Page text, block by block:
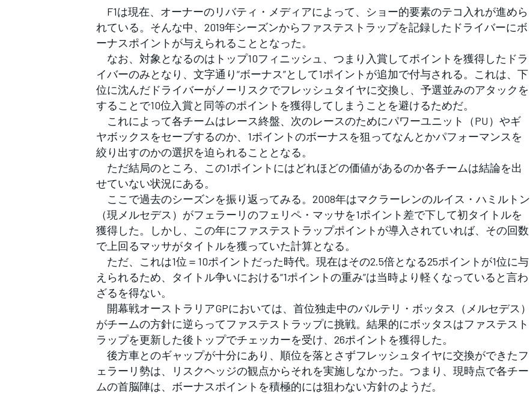
フォーミュラE
F1は現在、オーナーのリバティ・メディアによって、ショー的要素のテコ入れが進めら
れている。そんな中、2019年シーズンからファステストラップを記録したドライバーにボ
ーナスポイントが与えられることとなった。
なお、対象となるのはトップ10フィニッシュ、つまり入賞してポイントを獲得したドラ
イバーのみとなり、文字通り“ボーナス”として1ポイントが追加で付与される。これは、下
位に沈んだドライバーがノーリスクでフレッシュタイヤに交換し、予選並みのアタックを
することで10位入賞と同等のポイントを獲得してしまうことを避けるためだ。
これによって各チームはレース終盤、次のレースのためにパワーユニット（PU）やギ
ヤボックスをセーブするのか、1ポイントのボーナスを狙ってなんとかパフォーマンスを
絞り出すのかの選択を迫られることとなる。
ただ結局のところ、この1ポイントにはどれほどの価値があるのか各チームは結論を出
せていない状況にある。
ここで過去のシーズンを振り返ってみる。2008年はマクラーレンのルイス・ハミルトン
（現メルセデス）がフェラーリのフェリペ・マッサを1ポイント差で下して初タイトルを
獲得した。しかし、この年にファステストラップポイントが導入されていれば、その回数
で上回るマッサがタイトルを獲っていた計算となる。
ただ、これは1位＝10ポイントだった時代。現在はその2.5倍となる25ポイントが1位に与
えられるため、タイトル争いにおける“1ポイントの重み”は当時より軽くなっていると言わ
ざるを得ない。
開幕戦オーストラリアGPにおいては、首位独走中のバルテリ・ボッタス（メルセデス）
がチームの方針に逆らってファステストラップに挑戦。結果的にボッタスはファステスト
ラップを更新した後トップでチェッカーを受け、26ポイントを獲得した。
後方車とのギャップが十分にあり、順位を落とさずフレッシュタイヤに交換ができたフ
ェラーリ勢は、リスクヘッジの観点からそれを実施しなかった。つまり、現時点で各チー
ムの首脳陣は、ボーナスポイントを積極的には狙わない方針のようだ。